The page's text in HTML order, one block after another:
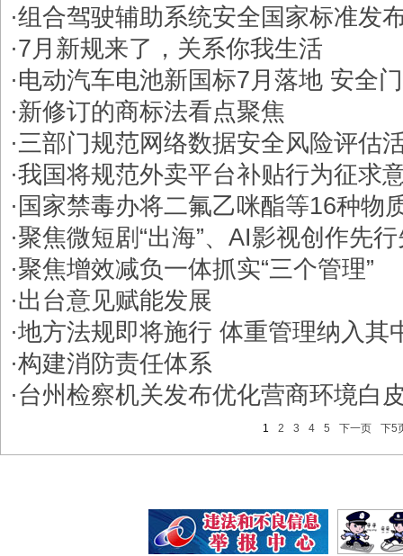
·组合驾驶辅助系统安全国家标准发
·7月新规来了，关系你我生活
·电动汽车电池新国标7月落地 安全
·新修订的商标法看点聚焦
·三部门规范网络数据安全风险评估
·我国将规范外卖平台补贴行为征求
· 国家禁毒办将二氟乙咪酯等16种物
·聚焦微短剧“出海”、AI影视创作先
·聚焦增效减负一体抓实“三个管理”
·出台意见赋能发展
·地方法规即将施行 体重管理纳入其
·构建消防责任体系
·台州检察机关发布优化营商环境白
1 2 3 4 5 下一页 下5